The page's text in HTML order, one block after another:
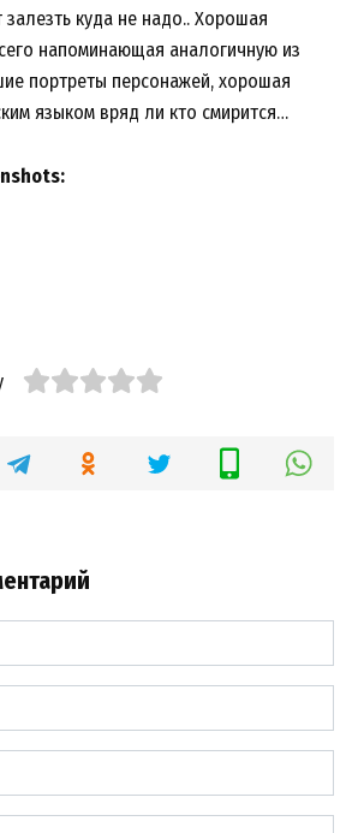
залезть куда не надо.. Хорошая
напоминающая аналогичную из
портреты персонажей, хорошая
языком вряд ли кто смирится…